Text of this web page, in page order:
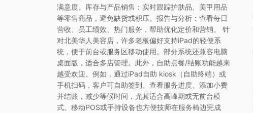
满意度。库存与产品销售：实时跟踪护肤品、美甲用品
等零售商品，避免缺货或积压。报告与分析：查看每日
营收、员工绩效、热门服务，帮助优化定价和营销。 针
对北美华人美容店，许多老板偏好支持iPad的轻便系
统，便于前台或服务区移动使用。部分系统还兼容电脑
桌面版，适合多店管理。此外，自助点餐/结账功能越来
越受欢迎。例如，通过iPad自助 kiosk（自助终端）或
手机扫码，客户可自助签到、查看服务进度、添加小费
并结账，减少等候时间，尤其适合高峰期或无前台模
式。移动POS或手持设备也方便技师在服务椅边完成